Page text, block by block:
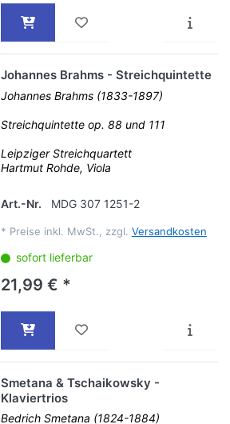
Johannes Brahms - Streichquintette
Johannes Brahms (1833-1897)
Streichquintette op. 88 und 111
Leipziger Streichquartett
Hartmut Rohde, Viola
Art.-Nr. MDG 307 1251-2
* Preise inkl. MwSt., zzgl. Versandkosten
sofort lieferbar
21,99 € *
Smetana & Tschaikowsky -
Klaviertrios
Bedrich Smetana (1824-1884)